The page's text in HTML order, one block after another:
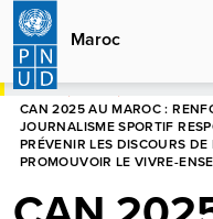
Aller
contenu
principal
Maroc
HOME
CAN 2025 AU MAROC :
JOURNALISME SPORTIF
PRÉVENIR LES DISCOURS
PROMOUVOIR LE VIVRE-